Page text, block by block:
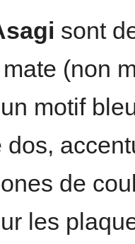
sont
(non
motif
dos,
de
les